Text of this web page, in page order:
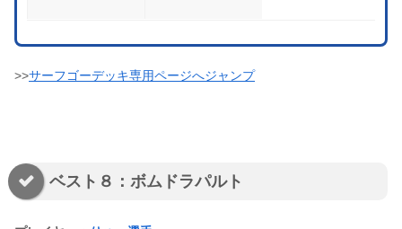
>>サーフゴーデッキ専用ページへジャンプ
ベスト８：ボムドラパルト